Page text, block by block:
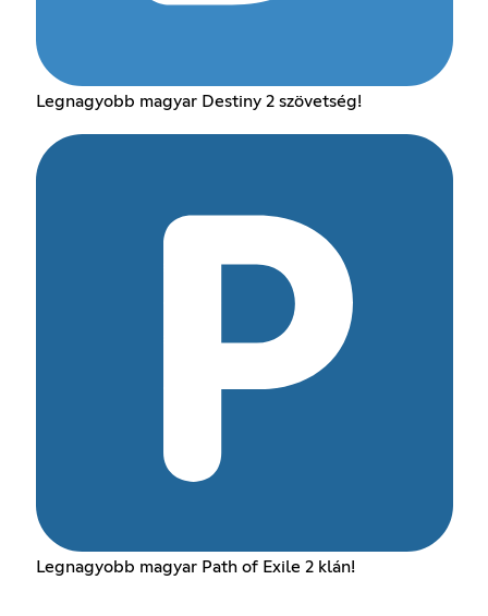
Legnagyobb magyar Destiny 2 szövetség!
Legnagyobb magyar Path of Exile 2 klán!